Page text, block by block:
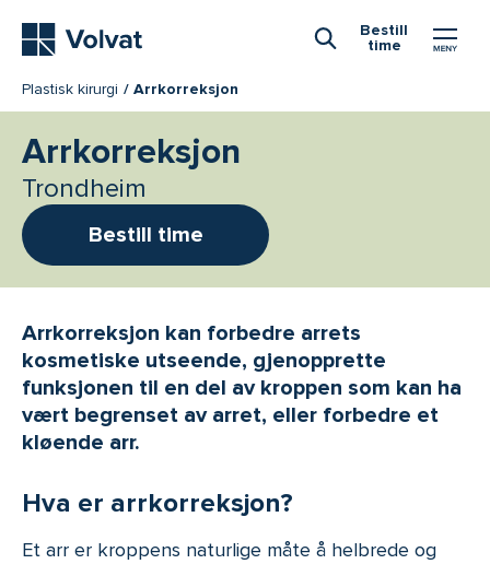
Bestill
time
Plastisk kirurgi Arrkorreksjon
Arrkorreksjon
Trondheim
Bestill time
Arrkorreksjon kan forbedre arrets
kosmetiske utseende, gjenopprette
funksjonen til en del av kroppen som kan ha
vært begrenset av arret, eller forbedre et
kløende arr.
Hva er arrkorreksjon?
Et arr er kroppens naturlige måte å helbrede og